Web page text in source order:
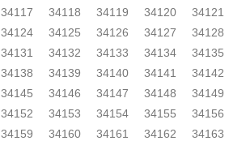
34117 34118 34119 34120
34121
34124 34125 34126 34127
34128
34131 34132 34133 34134
34135
34138 34139 34140 34141
34142
34145 34146 34147 34148
34149
34152 34153 34154 34155
34156
34159 34160 34161 34162
34163